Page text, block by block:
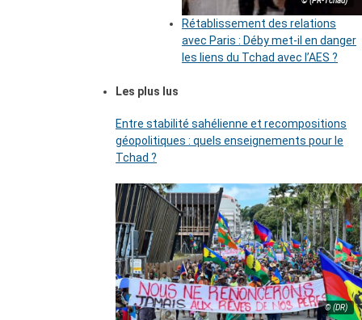
Rétablissement des relations
avec Paris : Déby met-il en danger
les liens du Tchad avec l’AES ?
Les plus lus
Entre stabilité sahélienne et recompositions
géopolitiques : quels enseignements pour le
Tchad ?
© (DR)